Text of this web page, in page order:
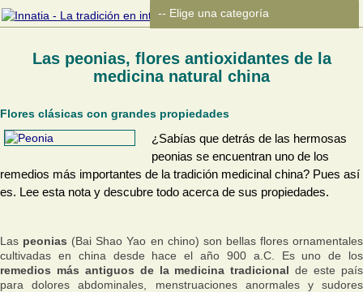
Las peonias, flores antioxidantes de la
medicina natural china
Flores clásicas con grandes propiedades
¿Sabías que detrás de las hermosas
peonias se encuentran uno de los
remedios más importantes de la tradición medicinal china? Pues así
es. Lee esta nota y descubre todo acerca de sus propiedades.
Las peonias (Bai Shao Yao en chino) son bellas flores ornamentales
cultivadas en china desde hace el año 900 a.C. Es uno de los
remedios más antiguos de la medicina tradicional de este país
para dolores abdominales, menstruaciones anormales y sudores